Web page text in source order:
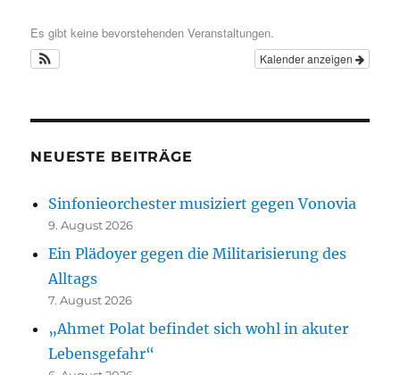
Es gibt keine bevorstehenden Veranstaltungen.
Kalender anzeigen
NEUESTE BEITRÄGE
Sinfonieorchester musiziert gegen Vonovia
9. August 2026
Ein Plädoyer gegen die Militarisierung des
Alltags
7. August 2026
„Ahmet Polat befindet sich wohl in akuter
Lebensgefahr“